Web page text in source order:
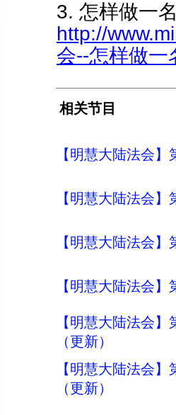
3. 怎样做一
http://
会--怎样做一
相关节目
【明慧大陆法会
【明慧大陆法会
【明慧大陆法会
【明慧大陆法会
【明慧大陆法会
（更新）
【明慧大陆法会
（更新）